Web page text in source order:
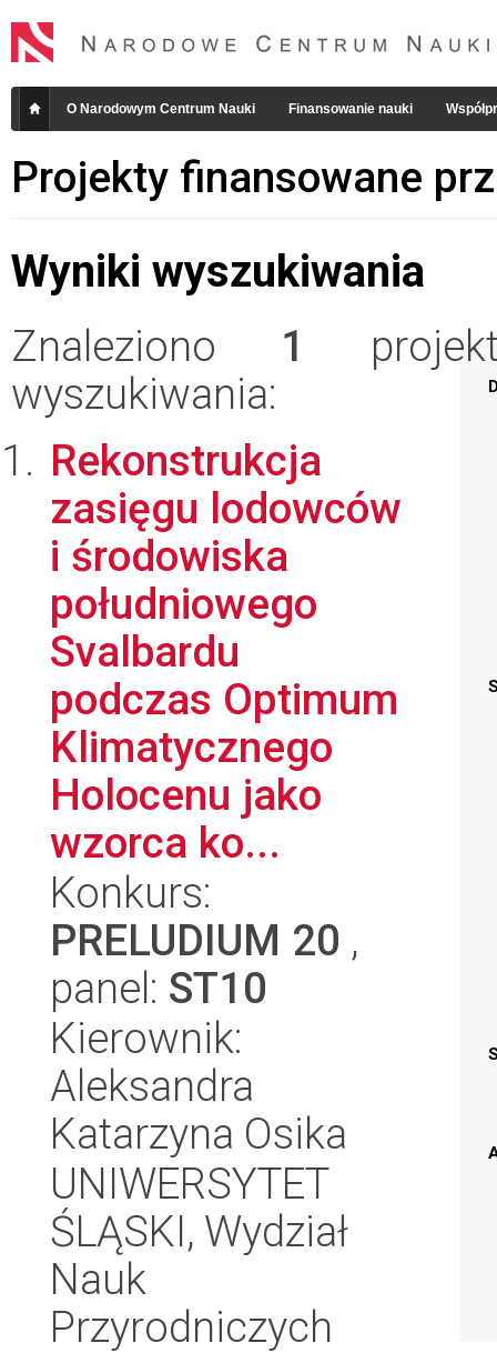
O Narodowym Centrum Nauki Finansowanie nauki
Projekty finansowane
Wyniki wyszukiwania
Znaleziono 1
wyszukiwania:
Rekonstrukcja
zasięgu lodowców
i środowiska
południowego
Svalbardu
podczas Optimum
Klimatycznego
Holocenu jako
wzorca ko...
Konkurs:
PRELUDIUM 20 ,
panel: ST10
Kierownik:
Aleksandra
Katarzyna Osika
UNIWERSYTET
ŚLĄSKI, Wydział
Nauk
Przyrodniczych